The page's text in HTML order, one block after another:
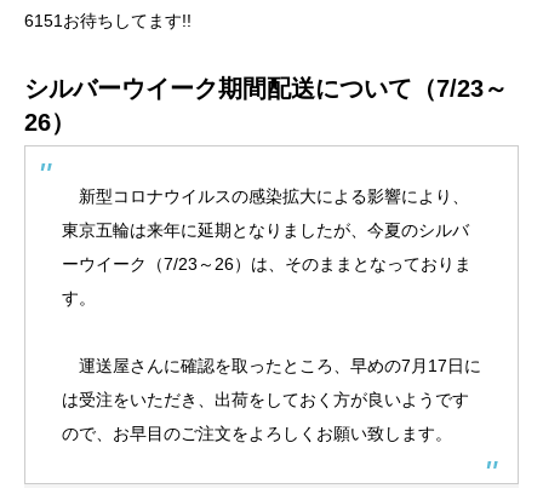
6151お待ちしてます!!
シルバーウイーク期間配送について（7/23～
26）
新型コロナウイルスの感染拡大による影響により、
東京五輪は来年に延期となりましたが、今夏のシルバ
ーウイーク（7/23～26）は、そのままとなっておりま
す。
運送屋さんに確認を取ったところ、早めの7月17日に
は受注をいただき、出荷をしておく方が良いようです
ので、お早目のご注文をよろしくお願い致します。